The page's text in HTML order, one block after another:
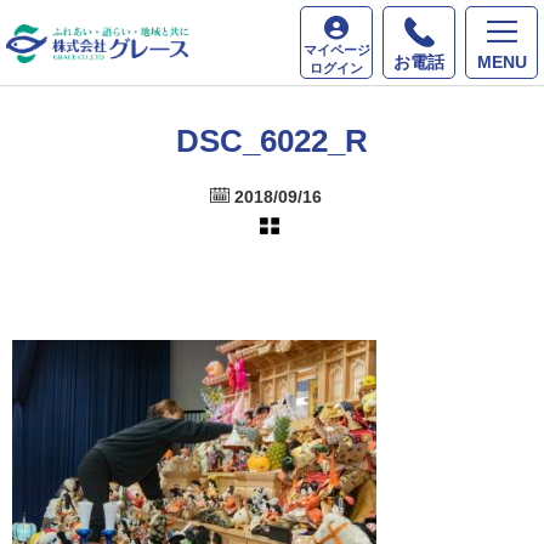
MENU
お電話
マイページ
ログイン
ホーム 最新情報 DSC_6022_R
DSC_6022_R
2018/09/16